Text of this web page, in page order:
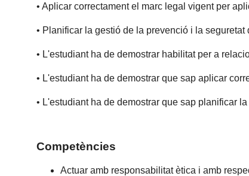
• Aplicar correctament el marc legal vigent per
• Planificar la gestió de la prevenció i la
• L'estudiant ha de demostrar habilitat per a
• L'estudiant ha de demostrar que sap aplicar
• L'estudiant ha de demostrar que sap planificar
Competències
Actuar amb responsabilitat ètica i amb